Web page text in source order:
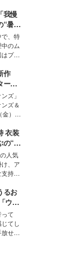
スと
に改
様
やか
きの
介し
我慢
“暑さ
？、特
のム
プラ
下美
トー
過ご
夏の
。
作
ー
チャ
に感
ズ」
ズ＆
金）に
持つモ
別対
点か
想外
ーリ
もらっ
衣装
の“可
ズン
ー＞
人気
、ア
持を
レク
りの
出す
に勇
るお
ウォ
キ
ケア
て
てし
せな